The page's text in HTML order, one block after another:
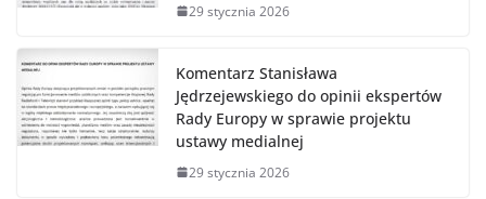
29 stycznia 2026
Komentarz Stanisława
Jędrzejewskiego do opinii ekspertów
Rady Europy w sprawie projektu
ustawy medialnej
29 stycznia 2026